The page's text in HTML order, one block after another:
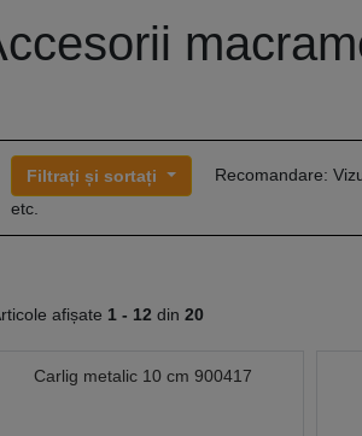
Filtrați și sortați Recomandare:
etc.
afișate 1 - 12 din 20
Carlig metalic 10 cm 900417